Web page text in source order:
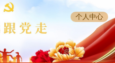
个人中心